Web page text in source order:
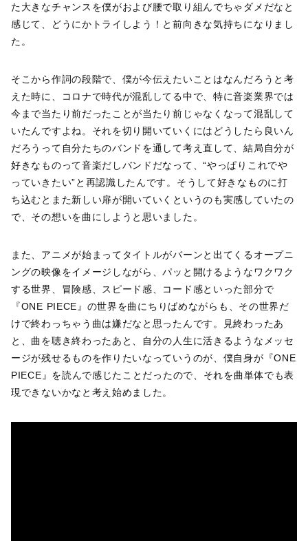
た大きなチャンスを僕がおよび腰で取り組んでちゃダメだなと
感じて、どうにかトライしよう！と前向きな気持ちになりまし
た。
そこから作詞の段階で、僕が今伝えたいことはなんだろうと考
えた時に、コロナで時代が混乱してる中で、特に音楽業界では
今まで当たり前だったことが当たり前じゃなくなって混乱して
いたんですよね。それを切り開いていくにはどうしたら良いん
だろうって自分たちのバンドを通して考え直して、結局自分が
好きなものって音楽だしバンドだなって、“やっぱりこれでや
っていきたい”と再認識したんです。そうして好きなものに打
ち込むとまた新しい扉が開いていくというのも実感していたの
で、その想いを曲にしようと思いました。
また、アニメが始まってタイトルがバーンと出てくるオープニ
ングの映像をイメージしながら、パッと開けるようなワクワク
する世界、冒険感、スピード感、コード感といった部分で
『ONE PIECE』の世界を曲にちりばめながらも、その世界だ
けで終わっちゃう曲は嫌だなと思ったんです。見終わったあ
と、曲を聴き終わったあと、自分の人生に活きるようなメッセ
ージが残せるものを作りたいなっていうのが、僕自身が『ONE
PIECE』を読んで感じたことだったので、それを曲単体でも表
現できないかなと考え始めました。